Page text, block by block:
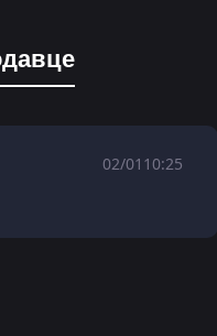
02/01 10:25